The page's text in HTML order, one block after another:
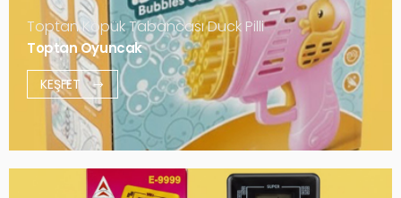
Toptan Köpük Tabancası Duck Pilli
Toptan Oyuncak
KEŞFET